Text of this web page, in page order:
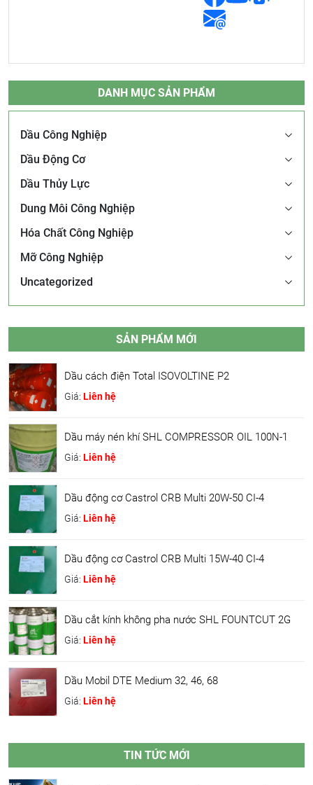
DANH MỤC SẢN PHẨM
Dầu Công Nghiệp
Dầu Động Cơ
Dầu Thủy Lực
Dung Môi Công Nghiệp
Hóa Chất Công Nghiệp
Mỡ Công Nghiệp
Uncategorized
SẢN PHẨM MỚI
Dầu cách điện Total ISOVOLTINE P2
Giá: Liên hệ
Dầu máy nén khí SHL COMPRESSOR OIL 100N-1
Giá: Liên hệ
Dầu động cơ Castrol CRB Multi 20W-50 CI-4
Giá: Liên hệ
Dầu động cơ Castrol CRB Multi 15W-40 CI-4
Giá: Liên hệ
Dầu cắt kính không pha nước SHL FOUNTCUT 2G
Giá: Liên hệ
Dầu Mobil DTE Medium 32, 46, 68
Giá: Liên hệ
TIN TỨC MỚI